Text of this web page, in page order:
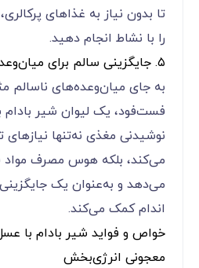
تا بدون نیاز به غذاهای
را با نشاط انجام دهید.
۵. جایگزینی سالم برای میان‌وعده‌های پرکالری
به جای میان‌وعده‌های ناسالم
فست‌فود، یک لیوان شیر بادام
نوشیدنی مغذی نه‌تنها نیازهای
می‌کند، بلکه هوس مصرف
می‌دهد و به‌عنوان یک
اندام کمک می‌کند.
خواص و فواید شیر بادام با
معجونی انرژی‌بخش